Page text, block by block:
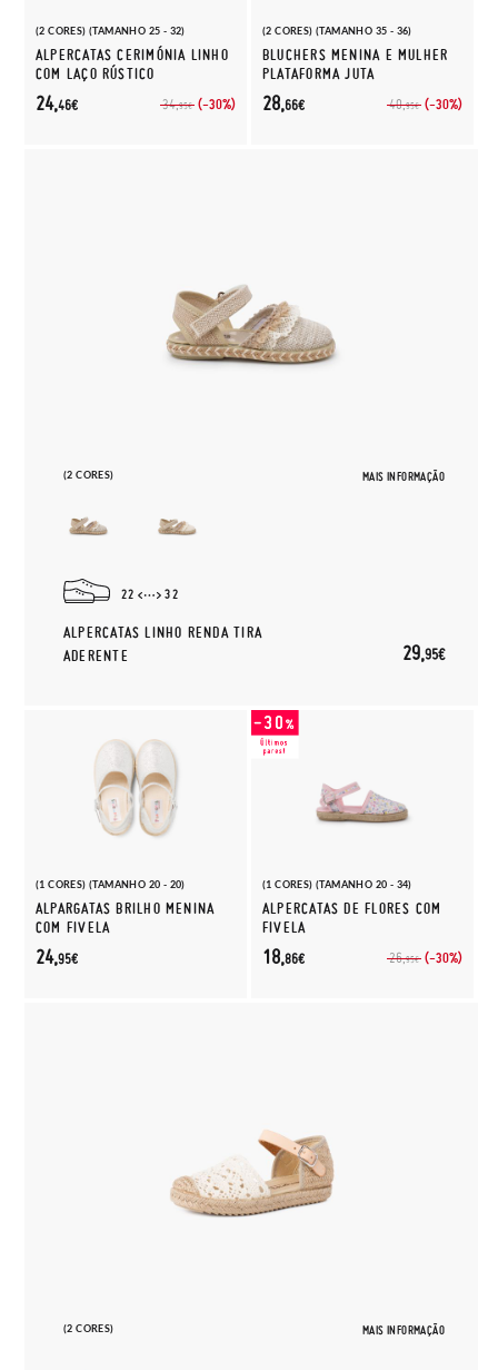
(2 CORES) (TAMANHO 25 - 32)
ALPERCATAS CERIMÓNIA LINHO
COM LAÇO RÚSTICO
34,95€ (-30%)
24,46€
(2 CORES) (TAMANHO 35 - 36)
BLUCHERS MENINA E MULHER
PLATAFORMA JUTA
40,95€ (-30%)
28,66€
(2 CORES) MAIS INFORMAÇÃO
22 32
ALPERCATAS LINHO RENDA TIRA
ADERENTE
29,95€
(1 CORES) (TAMANHO 20 - 20)
ALPARGATAS BRILHO MENINA
COM FIVELA
24,95€
(1 CORES) (TAMANHO 20 - 34)
ALPERCATAS DE FLORES COM
FIVELA
26,95€ (-30%)
18,86€
(2 CORES) MAIS INFORMAÇÃO